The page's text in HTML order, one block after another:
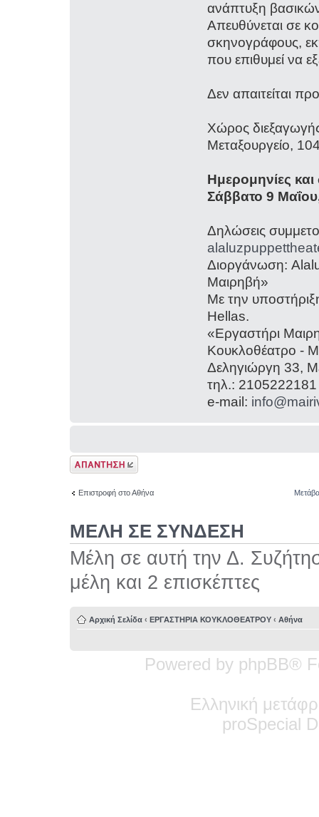
ανάπτυξη
Απευθύνεται σε
σκηνογράφους,
που επιθυμεί να
Δεν απαιτείται
Χώρος
Μεταξουργείο,
Ημερομηνίες
Σάββατο 9
Δηλώσεις
Διοργάνωση:
Μαιρηβή»
Με την
Hellas.
«Εργαστήρι
Κουκλοθέατρο -
Δεληγιώργη 33,
τηλ.:
e-mail:
Δημιουργία
απάντησης
Επιστροφή στο Αθήνα
ΜΕΛΗ ΣΕ ΣΥΝΔΕΣΗ
Μέλη σε αυτή την Δ.
μέλη και 2 επισκέπτες
Αρχική Σελίδα ‹ ΕΡΓΑΣΤΗΡΙΑ ΚΟΥΚΛΟΘΕΑΤΡΟΥ ‹ Αθήνα
Powered by phpBB®
Ελληνική
proSpecial